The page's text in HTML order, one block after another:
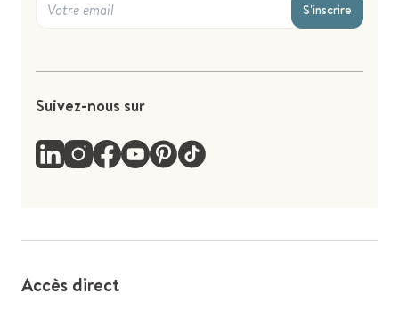
S'inscrire
Suivez-nous sur
Accès direct